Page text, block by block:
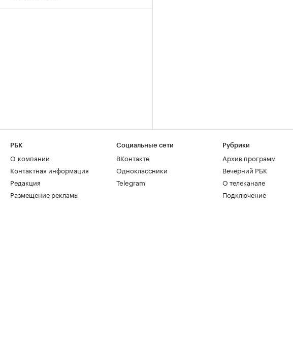
РБК
О компании
Контактная информация
Редакция
Размещение рекламы
Социальные сети
ВКонтакте
Одноклассники
Telegram
Рубрики
Архив программ
Вечерний РБК
О телеканале
Подключение